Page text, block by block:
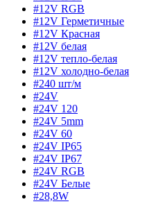
#12V RGB
#12V Герметичные
#12V Красная
#12V белая
#12V тепло-белая
#12V холодно-белая
#240 шт/м
#24V
#24V 120
#24V 5mm
#24V 60
#24V IP65
#24V IP67
#24V RGB
#24V Белые
#28,8W